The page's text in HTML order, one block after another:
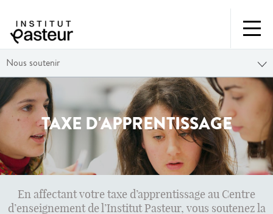
Nous soutenir
TAXE D'APPRENTISSAGE
En affectant votre taxe d’apprentissage au Centre
d’enseignement de l’Institut Pasteur, vous soutenez la